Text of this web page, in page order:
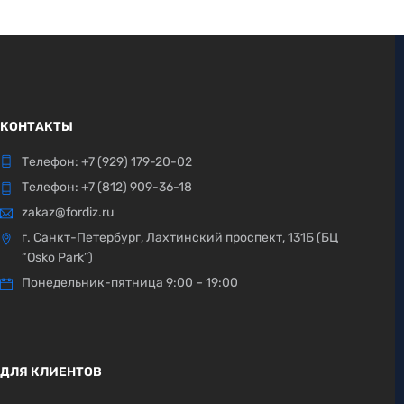
КОНТАКТЫ
Телефон: +7 (929) 179-20-02
Телефон: +7 (812) 909-36-18
zakaz@fordiz.ru
г. Санкт-Петербург, Лахтинский проспект, 131Б (БЦ
“Osko Park”)
Понедельник-пятница 9:00 – 19:00
ДЛЯ КЛИЕНТОВ